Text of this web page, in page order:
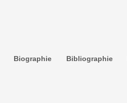
Biographie Bibliographie